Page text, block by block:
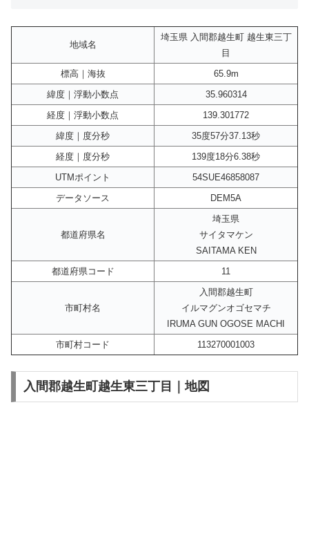
地域名
埼玉県 入間郡越生町 越生東三丁
目
標高｜海抜
65.9m
緯度｜浮動小数点
35.960314
経度｜浮動小数点
139.301772
緯度｜度分秒
35度57分37.13秒
経度｜度分秒
139度18分6.38秒
UTMポイント
54SUE46858087
データソース
DEM5A
都道府県名
埼玉県
サイタマケン
SAITAMA KEN
都道府県コード
11
市町村名
入間郡越生町
イルマグンオゴセマチ
IRUMA GUN OGOSE MACHI
市町村コード
113270001003
入間郡越生町越生東三丁目｜地図